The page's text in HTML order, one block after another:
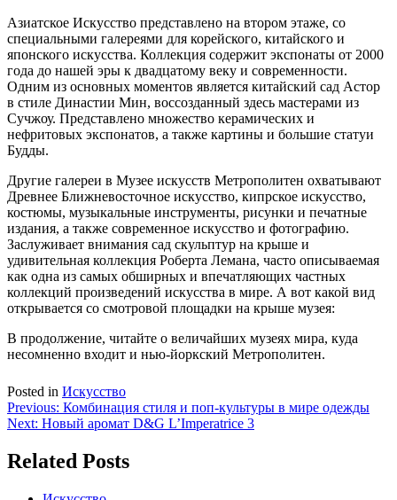
Азиатское Искусство представлено на втором этаже, со
специальными галереями для корейского, китайского и
японского искусства. Коллекция содержит экспонаты от 2000
года до нашей эры к двадцатому веку и современности.
Одним из основных моментов является китайский сад Астор
в стиле Династии Мин, воссозданный здесь мастерами из
Сучжоу. Представлено множество керамических и
нефритовых экспонатов, а также картины и большие статуи
Будды.
Другие галереи в Музее искусств Метрополитен охватывают
Древнее Ближневосточное искусство, кипрское искусство,
костюмы, музыкальные инструменты, рисунки и печатные
издания, а также современное искусство и фотографию.
Заслуживает внимания сад скульптур на крыше и
удивительная коллекция Роберта Лемана, часто описываемая
как одна из самых обширных и впечатляющих частных
коллекций произведений искусства в мире. А вот какой вид
открывается со смотровой площадки на крыше музея:
В продолжение, читайте о величайших музеях мира, куда
несомненно входит и нью-йоркский Метрополитен.
Posted in Искусство
Навигация
по
записям
Previous: Комбинация стиля и поп-культуры в мире одежды
Next: Новый аромат D&G L’Imperatrice 3
Related Posts